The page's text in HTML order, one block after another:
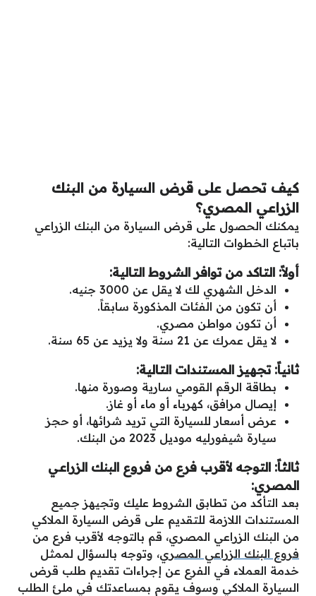
كيف تحصل على قرض السيارة من البنك
الزراعي المصري؟
يمكنك الحصول على قرض السيارة من البنك الزراعي
باتباع الخطوات التالية:
أولاً: التاكد من توافر الشروط التالية:
الدخل الشهري لك لا يقل عن 3000 جنيه.
أن تكون من الفئات المذكورة سابقاً.
أن تكون مواطن مصري.
لا يقل عمرك عن 21 سنة ولا يزيد عن 65 سنة.
ثانياً: تجهيز المستندات التالية:
بطاقة الرقم القومي سارية وصورة منها.
إيصال مرافق، كهرباء أو ماء أو غاز.
عرض أسعار للسيارة التي تريد شرائها، أو حجز
سيارة شيفورليه موديل 2023 من البنك.
ثالثاً: التوجه لأقرب فرع من فروع البنك الزراعي
المصري:
بعد التأكد من تطابق الشروط عليك وتجيهز جميع
المستندات اللازمة للتقديم على قرض السيارة الملاكي
من البنك الزراعي المصري، قم بالتوجه لأقرب فرع من
فروع البنك الزراعي المصري، وتوجه بالسؤال لممثل
خدمة العملاء في الفرع عن إجراءات تقديم طلب قرض
السيارة الملاكي وسوف يقوم بمساعدتك في ملئ الطلب